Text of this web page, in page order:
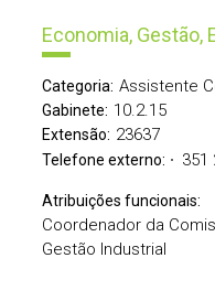
Economia, Gestão,
Categoria: Assistente
Gabinete: 10.2.15
Extensão: 23637
Telefone externo: 351
Atribuições funcionais:
Coordenador da
Gestão Industrial